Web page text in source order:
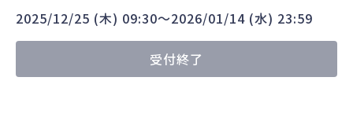
2025/12/25 (木) 09:30〜2026/01/14 (水) 23:59
受付終了